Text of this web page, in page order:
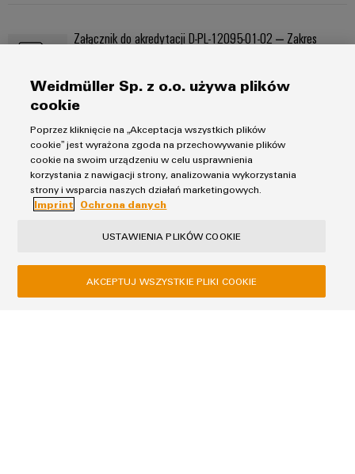
Załącznik do akredytacji D-PL-12095-01-02 – Zakres
272,0 KB
Metody badawcze w ramach elastycznego zakresu
akredytacji
321,0 KB
Ochrona danych
Weidmüller Sp. z o.o. używa plików
cookie
Poprzez kliknięcie na „Akceptacja wszystkich plików
cookie” jest wyrażona zgoda na przechowywanie plików
cookie na swoim urządzeniu w celu usprawnienia
korzystania z nawigacji strony, analizowania wykorzystania
strony i wsparcia naszych działań marketingowych.
Imprint
Ochrona danych
USTAWIENIA PLIKÓW COOKIE
AKCEPTUJ WSZYSTKIE PLIKI COOKIE